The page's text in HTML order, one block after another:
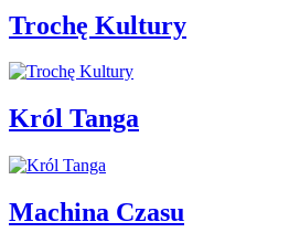
Trochę Kultury
Król Tanga
Machina Czasu